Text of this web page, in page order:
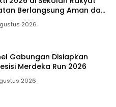
Berlangsung Aman dan
2026
Gabungan Disiapkan
Merdeka Run 2026
2026